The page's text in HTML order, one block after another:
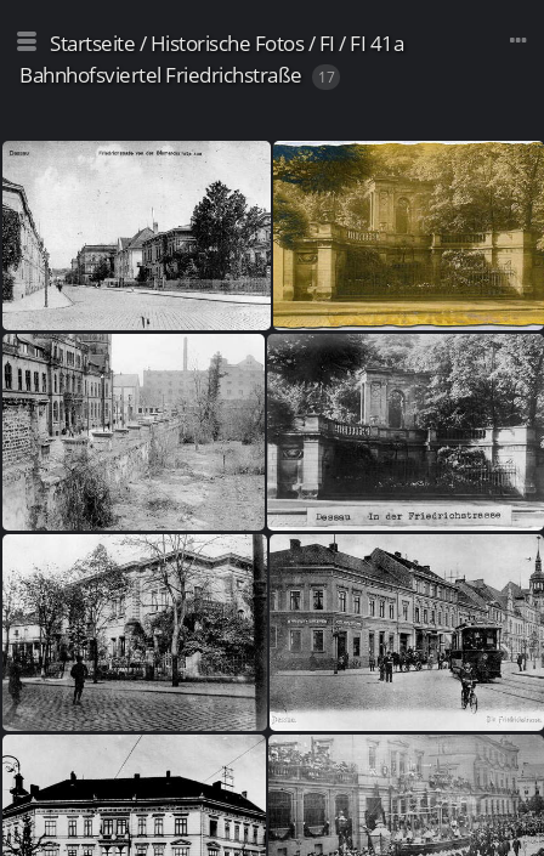
Startseite/Historische Fotos/FI /FI 41a
Bahnhofsviertel Friedrichstraße
17